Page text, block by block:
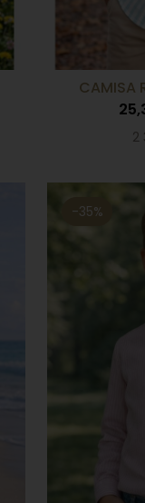
CAMISA
2
-35%